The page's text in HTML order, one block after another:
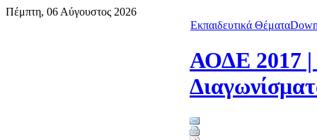
Πέμπτη, 06 Αύγουστος 2026
Εκπαιδευτικά Θέματα
ΑΟΔΕ 2017 |